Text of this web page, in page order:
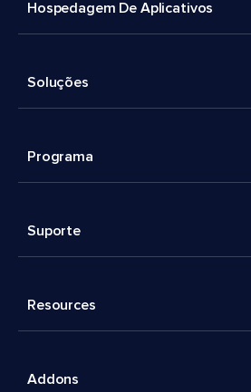
Hospedagem De Aplicativos
Soluções
Programa
Suporte
Resources
Addons